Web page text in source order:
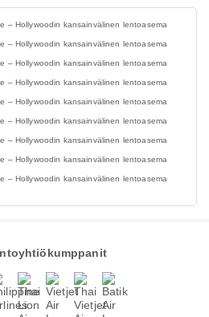
– Hollywoodin kansainvälinen lentoasema
– Hollywoodin kansainvälinen lentoasema
– Hollywoodin kansainvälinen lentoasema
– Hollywoodin kansainvälinen lentoasema
– Hollywoodin kansainvälinen lentoasema
– Hollywoodin kansainvälinen lentoasema
– Hollywoodin kansainvälinen lentoasema
– Hollywoodin kansainvälinen lentoasema
– Hollywoodin kansainvälinen lentoasema